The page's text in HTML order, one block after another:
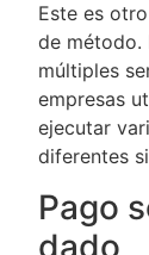
Este es
de método.
múltiples
empresas
ejecutar
diferentes
Pago
dado